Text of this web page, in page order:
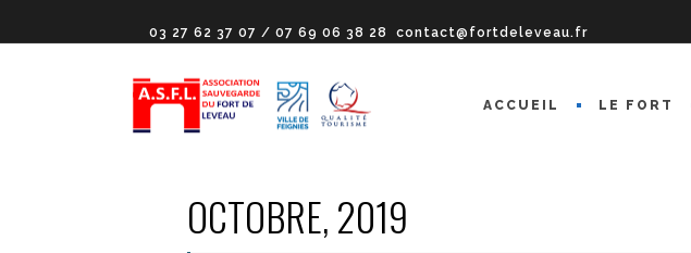
03 27 62 37 07 / 07 69 06 38 28 contact@fortdeleveau.fr
ACCUEIL LE FORT
OCTOBRE, 2019